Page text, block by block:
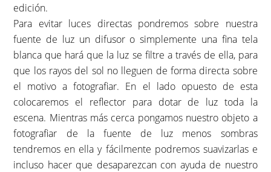
edición.
Para evitar luces directas pondremos sobre nuestra
fuente de luz un difusor o simplemente una fina tela
blanca que hará que la luz se filtre a través de ella, para
que los rayos del sol no lleguen de forma directa sobre
el motivo a fotografiar. En el lado opuesto de esta
colocaremos el reflector para dotar de luz toda la
escena. Mientras más cerca pongamos nuestro objeto a
fotografiar de la fuente de luz menos sombras
tendremos en ella y fácilmente podremos suavizarlas e
incluso hacer que desaparezcan con ayuda de nuestro